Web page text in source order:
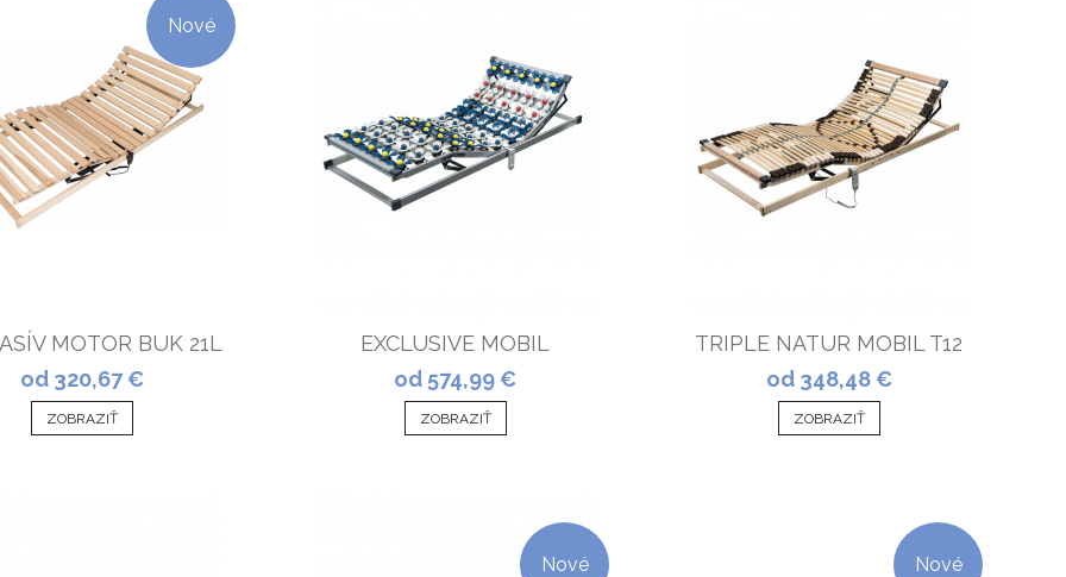
Nové
MOTOR BUK 21L
od 320,67 €
ZOBRAZIŤ
EXCLUSIVE MOBIL
od 574,99 €
ZOBRAZIŤ
TRIPLE NATUR MOBIL T12
od 348,48 €
ZOBRAZIŤ
Nové Nové